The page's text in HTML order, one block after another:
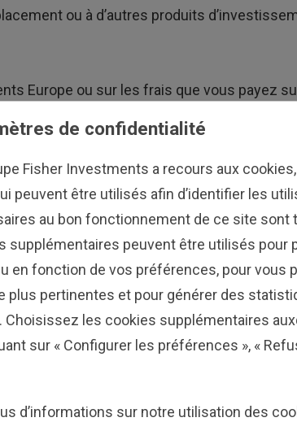
ou à d’autres produits
Europe ou sur les frais que vous payez
discuter des frais que vous êtes
de confidentialité
Fisher Investments a recours aux
peuvent être utilisés afin d’identifier les
au bon fonctionnement de ce site sont
supplémentaires peuvent être utilisés pour
en fonction de vos préférences, pour vous
plus pertinentes et pour générer des
Choisissez les cookies supplémentaires
sur « Configurer les préférences », «
d’informations sur notre utilisation des